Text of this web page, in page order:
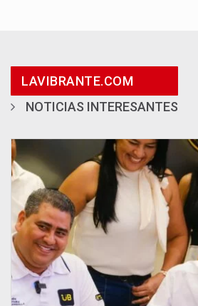
LAVIBRANTE.COM
NOTICIAS INTERESANTES